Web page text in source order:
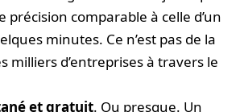
comparable à celle d’un
minutes. Ce n’est pas de la
milliers d’entreprises à travers le
et gratuit. Ou presque. Un